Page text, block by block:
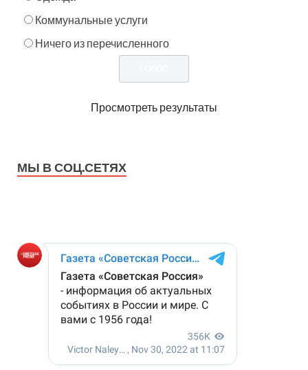
Коммунальные услуги
Ничего из перечисленного
Просмотреть результаты
МЫ В СОЦ.СЕТЯХ